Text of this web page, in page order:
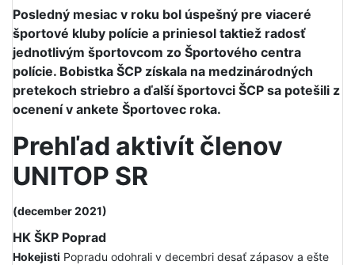
Posledný mesiac v roku bol úspešný pre viaceré
športové kluby polície a priniesol taktiež radosť
jednotlivým športovcom zo Športového centra
polície. Bobistka ŠCP získala na medzinárodných
pretekoch striebro a ďalší športovci ŠCP sa potešili z
ocenení v ankete Športovec roka.
Prehľad aktivít členov
UNITOP SR
(december 2021)
HK ŠKP Poprad
Hokejisti Popradu odohrali v decembri desať zápasov a ešte